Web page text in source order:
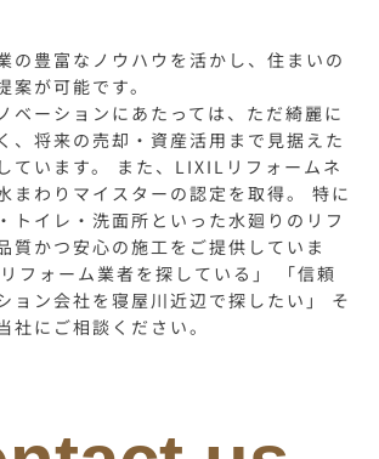
の豊富なノウハウを活かし、住まいの
案が可能です。
ベーションにあたっては、ただ綺麗に
、将来の売却・資産活用まで見据えた
ています。 また、LIXILリフォームネ
まわりマイスターの認定を取得。 特に
トイレ・洗面所といった水廻りのリフ
質かつ安心の施工をご提供していま
フォーム業者を探している」 「信頼
ョン会社を寝屋川近辺で探したい」 そ
社にご相談ください。